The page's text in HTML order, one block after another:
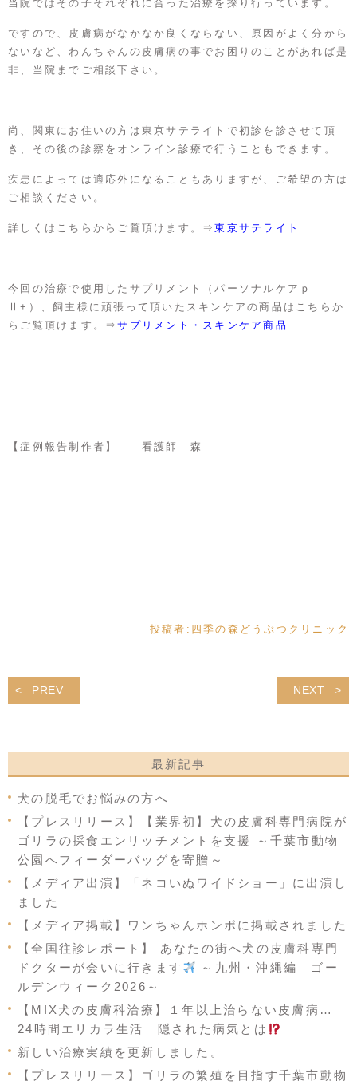
当院ではその子それぞれに合った治療を探り行っています。
ですので、皮膚病がなかなか良くならない、原因がよく分から
ないなど、わんちゃんの皮膚病の事でお困りのことがあれば是
非、当院までご相談下さい。
尚、関東にお住いの方は東京サテライトで初診を診させて頂
き、その後の診察をオンライン診療で行うこともできます。
疾患によっては適応外になることもありますが、ご希望の方は
ご相談ください。
詳しくはこちらからご覧頂けます。⇒東京サテライト
今回の治療で使用したサプリメント（パーソナルケアｐ
Ⅱ+）、飼主様に頑張って頂いたスキンケアの商品はこちらか
らご覧頂けます。⇒サプリメント・スキンケア商品
【症例報告制作者】 看護師 森
投稿者: 四季の森どうぶつクリニック
PREV NEXT
最新記事
犬の脱毛でお悩みの方へ
【プレスリリース】【業界初】犬の皮膚科専門病院が
ゴリラの採食エンリッチメントを支援 ～千葉市動物
公園へフィーダーバッグを寄贈～
【メディア出演】「ネコいぬワイドショー」に出演し
ました
【メディア掲載】ワンちゃんホンポに掲載されました
【全国往診レポート】 あなたの街へ犬の皮膚科専門
ドクターが会いに行きます
～九州・沖縄編 ゴー
ルデンウィーク2026～
【MIX犬の皮膚科治療】１年以上治らない皮膚病…
24時間エリカラ生活 隠された病気とは
新しい治療実績を更新しました。
【プレスリリース】ゴリラの繁殖を目指す千葉市動物